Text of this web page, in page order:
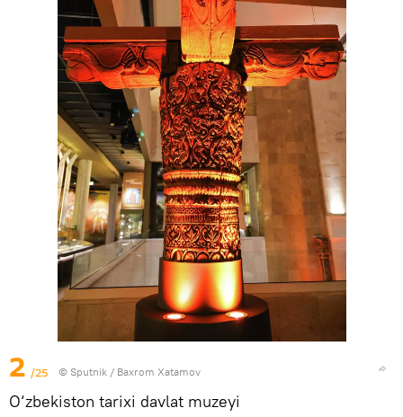
2 /25 © Sputnik / Baxrom Xatamov
O‘zbekiston tarixi davlat muzeyi